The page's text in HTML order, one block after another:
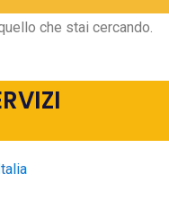
che stai cercando.